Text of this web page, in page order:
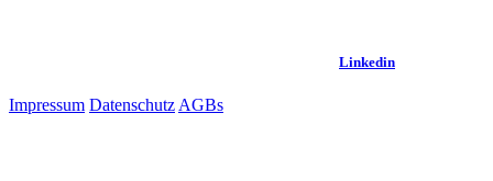
Linkedin
Impressum Datenschutz AGBs